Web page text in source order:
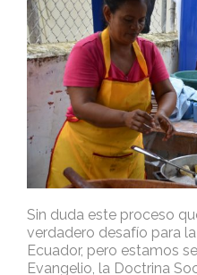
Sin duda este proceso
verdadero desafío para
Ecuador, pero estamos
Evangelio, la Doctrina